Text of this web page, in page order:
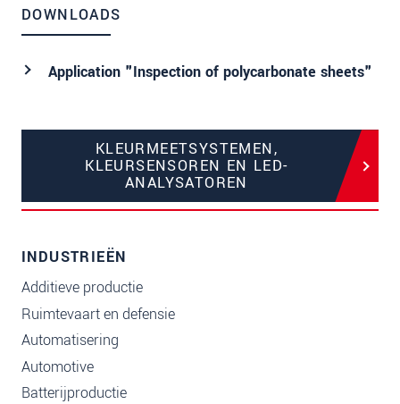
DOWNLOADS
Application "Inspection of polycarbonate sheets"
KLEURMEETSYSTEMEN,
KLEURSENSOREN EN LED-
ANALYSATOREN
INDUSTRIEËN
Additieve productie
Ruimtevaart en defensie
Automatisering
Automotive
Batterijproductie